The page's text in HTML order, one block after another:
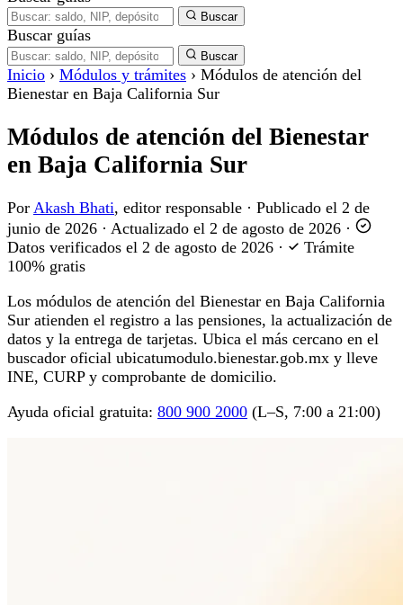
Buscar
Buscar guías
Buscar
Inicio › Módulos y trámites › Módulos de atención del
Bienestar en Baja California Sur
Módulos de atención del Bienestar
en Baja California Sur
Por Akash Bhati, editor responsable · Publicado el 2 de
junio de 2026 · Actualizado el 2 de agosto de 2026 ·
Datos verificados el 2 de agosto de 2026 ·
Trámite
100% gratis
Los módulos de atención del Bienestar en Baja California
Sur atienden el registro a las pensiones, la actualización de
datos y la entrega de tarjetas. Ubica el más cercano en el
buscador oficial ubicatumodulo.bienestar.gob.mx y lleve
INE, CURP y comprobante de domicilio.
Ayuda oficial gratuita: 800 900 2000 (L–S, 7:00 a 21:00)